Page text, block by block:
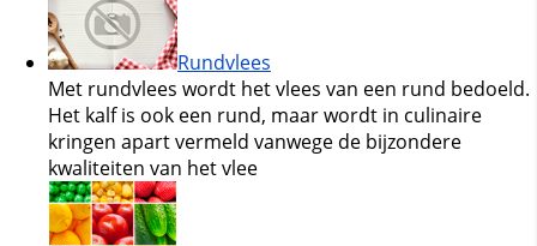
Rundvlees
Met rundvlees wordt het vlees van een rund bedoeld.
Het kalf is ook een rund, maar wordt in culinaire
kringen apart vermeld vanwege de bijzondere
kwaliteiten van het vlee